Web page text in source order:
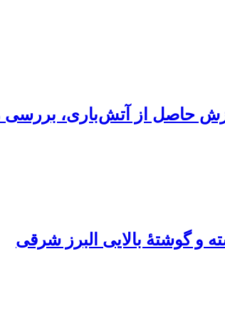
حاصل از آتش‌باری، بررسی
و گوشتۀ بالایی البرز شرقی